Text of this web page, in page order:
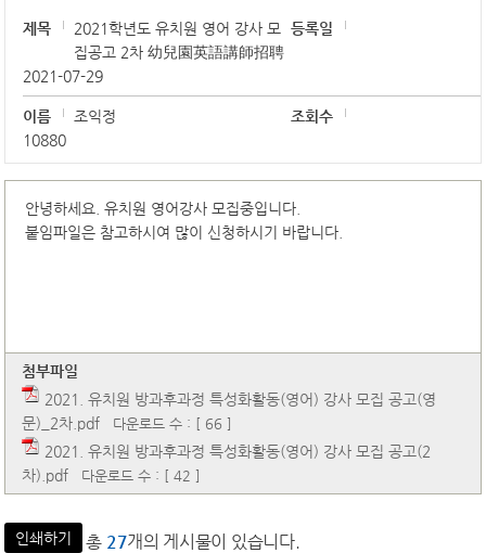
제목
2021학년도 유치원 영어 강사 모
집공고 2차 幼兒園英語講師招聘
등록일
2021-07-29
이름 조익정
조회수
10880
안녕하세요. 유치원 영어강사 모집중입니다.
붙임파일은 참고하시여 많이 신청하시기 바랍니다.
첨부파일
2021. 유치원 방과후과정 특성화활동(영어) 강사 모집 공고(영
문)_2차.pdf 다운로드 수 : [ 66 ]
2021. 유치원 방과후과정 특성화활동(영어) 강사 모집 공고(2
차).pdf 다운로드 수 : [ 42 ]
인쇄하기 총 27개의 게시물이 있습니다.